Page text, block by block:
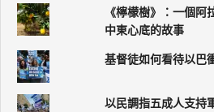
《檸檬樹》：一個
中東心底的故事
基督徒如何看待以巴
以民調指五成人支持